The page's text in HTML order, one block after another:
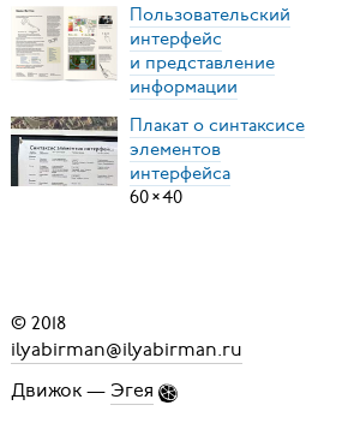
Пользовательский
интерфейс
и представление
информации
Плакат о синтаксисе
элементов
интерфейса
60×40
© 2018
ilyabirman@ilyabirman.ru
Движок — Эгея